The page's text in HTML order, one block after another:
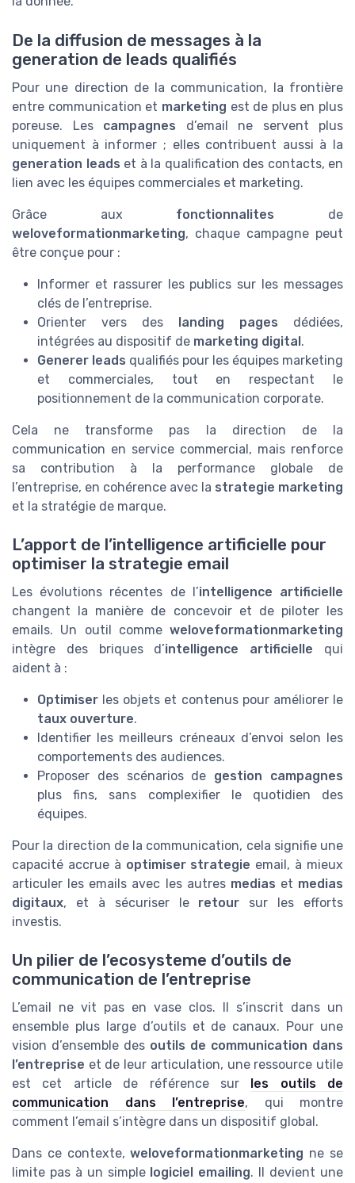
De la diffusion de messages à la
generation de leads qualifiés
Pour une direction de la communication, la frontière
entre communication et marketing est de plus en plus
poreuse. Les campagnes d’email ne servent plus
uniquement à informer ; elles contribuent aussi à la
generation leads et à la qualification des contacts, en
lien avec les équipes commerciales et marketing.
Grâce aux fonctionnalites de
weloveformationmarketing, chaque campagne peut
être conçue pour :
Informer et rassurer les publics sur les messages
clés de l’entreprise.
Orienter vers des landing pages dédiées,
intégrées au dispositif de marketing digital.
Generer leads qualifiés pour les équipes marketing
et commerciales, tout en respectant le
positionnement de la communication corporate.
Cela ne transforme pas la direction de la
communication en service commercial, mais renforce
sa contribution à la performance globale de
l’entreprise, en cohérence avec la strategie marketing
et la stratégie de marque.
L’apport de l’intelligence artificielle pour
optimiser la strategie email
Les évolutions récentes de l’intelligence artificielle
changent la manière de concevoir et de piloter les
emails. Un outil comme weloveformationmarketing
intègre des briques d’intelligence artificielle qui
aident à :
Optimiser les objets et contenus pour améliorer le
taux ouverture.
Identifier les meilleurs créneaux d’envoi selon les
comportements des audiences.
Proposer des scénarios de gestion campagnes
plus fins, sans complexifier le quotidien des
équipes.
Pour la direction de la communication, cela signifie une
capacité accrue à optimiser strategie email, à mieux
articuler les emails avec les autres medias et medias
digitaux, et à sécuriser le retour sur les efforts
investis.
Un pilier de l’ecosysteme d’outils de
communication de l’entreprise
L’email ne vit pas en vase clos. Il s’inscrit dans un
ensemble plus large d’outils et de canaux. Pour une
vision d’ensemble des outils de communication dans
l’entreprise et de leur articulation, une ressource utile
est cet article de référence sur
les outils de
communication dans l’entreprise, qui montre
comment l’email s’intègre dans un dispositif global.
Dans ce contexte,weloveformationmarketing ne se
limite pas à un simple logiciel emailing. Il devient une